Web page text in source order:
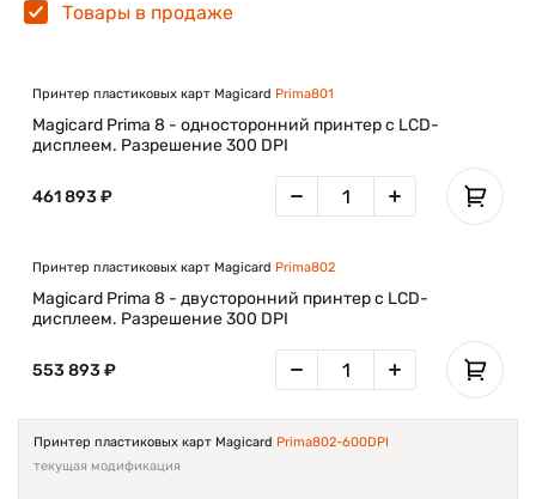
Товары в продаже
Принтер пластиковых карт Magicard Prima801
Magicard Prima 8 - односторонний принтер с LCD-
дисплеем. Разрешение 300 DPI
461 893 ₽
Принтер пластиковых карт Magicard Prima802
Magicard Prima 8 - двусторонний принтер с LCD-
дисплеем. Разрешение 300 DPI
553 893 ₽
Принтер пластиковых карт Magicard Prima802-600DPI
текущая модификация